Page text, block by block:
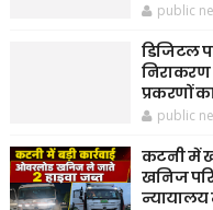
public
डिजिटल
निराकरण
प्रकरणों
public
कटनी में
खनिज
न्यायालय